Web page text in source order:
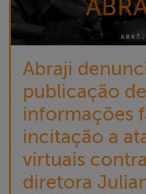
Abraji
publicação de
informações
incitação a
virtuais
diretora